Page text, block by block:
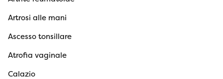
Artrosi alle mani
Ascesso tonsillare
Atrofia vaginale
Calazio